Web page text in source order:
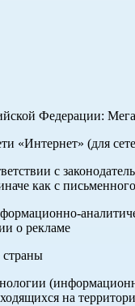
Федерации:
«Интернет» (для
с
как с
о рекламе
страны
на